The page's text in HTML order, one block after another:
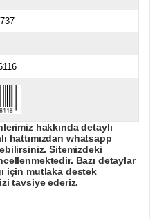
hakkında detaylı
hattımızdan whatsapp
Sitemizdeki
Bazı detaylar
için mutlaka destek
tavsiye ederiz.